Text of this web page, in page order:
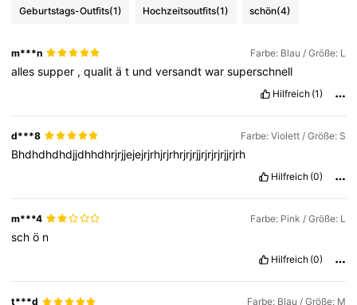
Geburtstags-Outfits(1) Hochzeitsoutfits(1) schön(4)
m***n Farbe: Blau / Größe: L
allessupper ,qualität undversandtwarsuperschnell
Hilfreich (1)
d***8 Farbe: Violett / Größe: S
Bhdhdhdhdjjdhhdhrjrjjejejrjrhjrjrhrjrjrjjrjrjrjrjjrjrh
Hilfreich (0)
m***4 Farbe: Pink / Größe: L
schö n
Hilfreich (0)
t***d Farbe: Blau / Größe: M